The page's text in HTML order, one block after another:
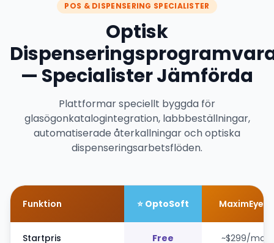
POS & DISPENSERING SPECIALISTER
Optisk
— Specialister Jämförda
Plattformar speciellt byggda för
glasögonkatalogintegration, labbbeställningar,
automatiserade återkallningar och optiska
dispenseringsarbetsflöden.
Funktion ⭐ OptoSoft MaximEyes
Startpris Free ~$299/mo